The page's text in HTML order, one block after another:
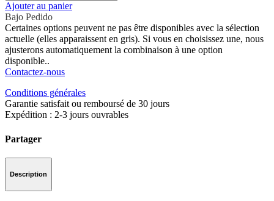
Ajouter au panier
Bajo Pedido
Certaines options peuvent ne pas être disponibles avec la sélection
actuelle (elles apparaissent en gris). Si vous en choisissez une, nous
ajusterons automatiquement la combinaison à une option
disponible..
Contactez-nous
Conditions générales
Garantie satisfait ou remboursé de 30 jours
Expédition : 2-3 jours ouvrables
Partager
Description